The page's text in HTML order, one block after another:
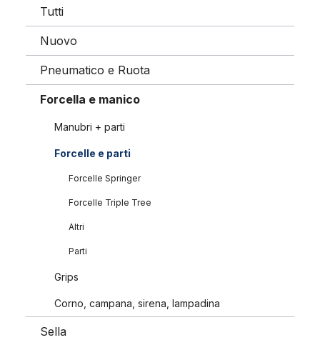
Tutti
Nuovo
Pneumatico e Ruota
Forcella e manico
Manubri + parti
Forcelle e parti
Forcelle Springer
Forcelle Triple Tree
Altri
Parti
Grips
Corno, campana, sirena, lampadina
Sella